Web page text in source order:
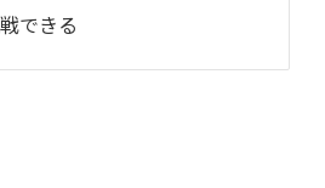
できる